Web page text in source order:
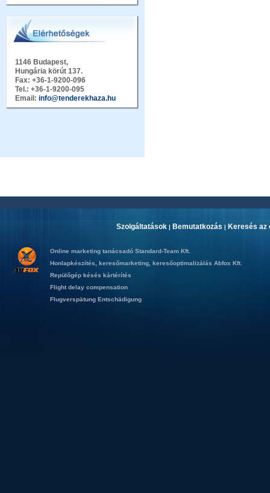
1146 Budapest,
Hungária körút 137.
Fax: +36-1-9200-096
Tel.: +36-1-9200-095
Email: info@tenderekhaza.hu
Szolgáltatások| Bemutatkozás | Keresés az
Online marketing tanácsadó Standard-Team Kft.
Honlapkészítés
keresőmarketing keresőoptimalizálás Abfox Kft.
Repülőgép késés kártérítés
Flight delay compensation
Flugverspätung Entschädigung